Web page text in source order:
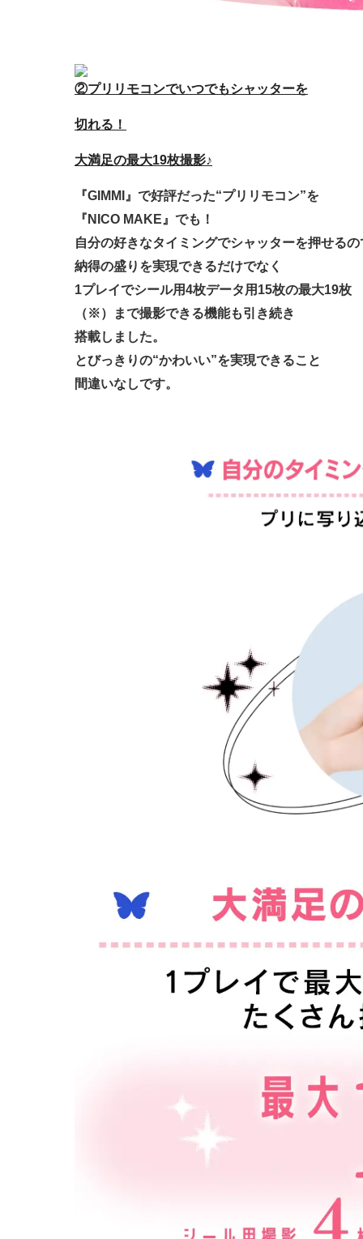
②プリリモコンでいつでもシャッターを
切れる！
大満足の最大19枚撮影♪
『GIMMI』で好評だった“プリリモコン”を
『NICO MAKE』でも！
自分の好きなタイミングでシャッターを押せるの
納得の盛りを実現できるだけでなく
1プレイでシール用4枚データ用15枚の最大19枚
（※）まで撮影できる機能も引き続き
搭載しました。
とびっきりの“かわいい”を実現できること
間違いなしです。